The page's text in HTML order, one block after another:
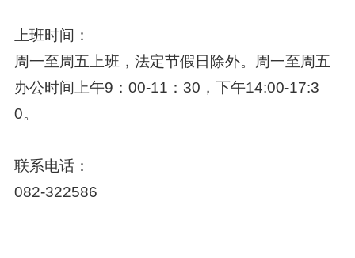
上班时间：
周一至周五上班，法定节假日除外。周一至周五
办公时间上午9：00-11：30，下午14:00-17:3
0。
联系电话：
082-322586